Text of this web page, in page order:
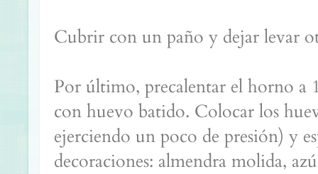
Cubrir con un paño y dejar levar
Por último, precalentar el horno a
con huevo batido. Colocar los
ejerciendo un poco de presión) y
decoraciones: almendra molida,